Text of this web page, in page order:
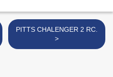
PITTS CHALENGER 2 RC.
>